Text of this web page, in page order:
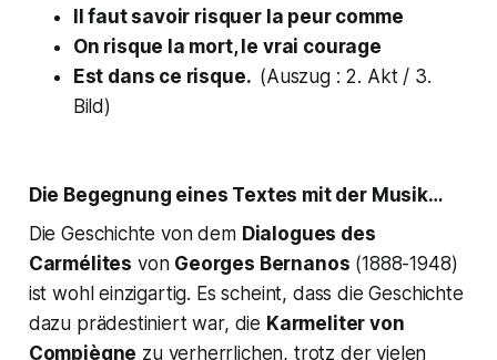
Il faut savoir risquer la peur comme
On risque la mort, le vrai courage
Est dans ce risque. (Auszug : 2. Akt / 3.
Bild)
Die Begegnung eines Textes mit der Musik…
Die Geschichte von dem Dialogues des
Carmélites von Georges Bernanos (1888-1948)
ist wohl einzigartig. Es scheint, dass die Geschichte
dazu prädestiniert war, die Karmeliter von
Compiègne zu verherrlichen, trotz der vielen